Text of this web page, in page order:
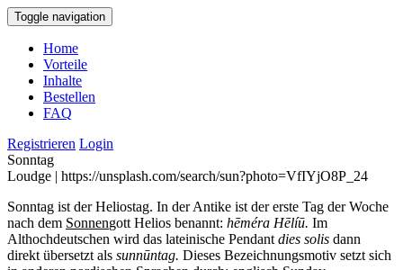
Toggle navigation
Home
Vorteile
Inhalte
Bestellen
FAQ
Registrieren Login
Sonntag
Loudge | https://unsplash.com/search/sun?photo=VfIYjO8P_24
Sonntag ist der Heliostag. In der Antike ist der erste Tag der Woche
nach dem Sonnengott Helios benannt: hēméra Hēlíū. Im
Althochdeutschen wird das lateinische Pendant dies solis dann
direkt übersetzt als sunnūntag. Dieses Bezeichnungsmotiv setzt sich